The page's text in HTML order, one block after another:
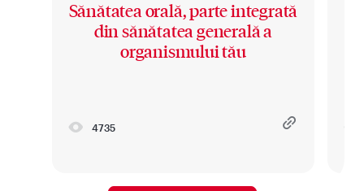
Sănătatea orală, parte integrată
din sănătatea generală a
organismului tău
4735